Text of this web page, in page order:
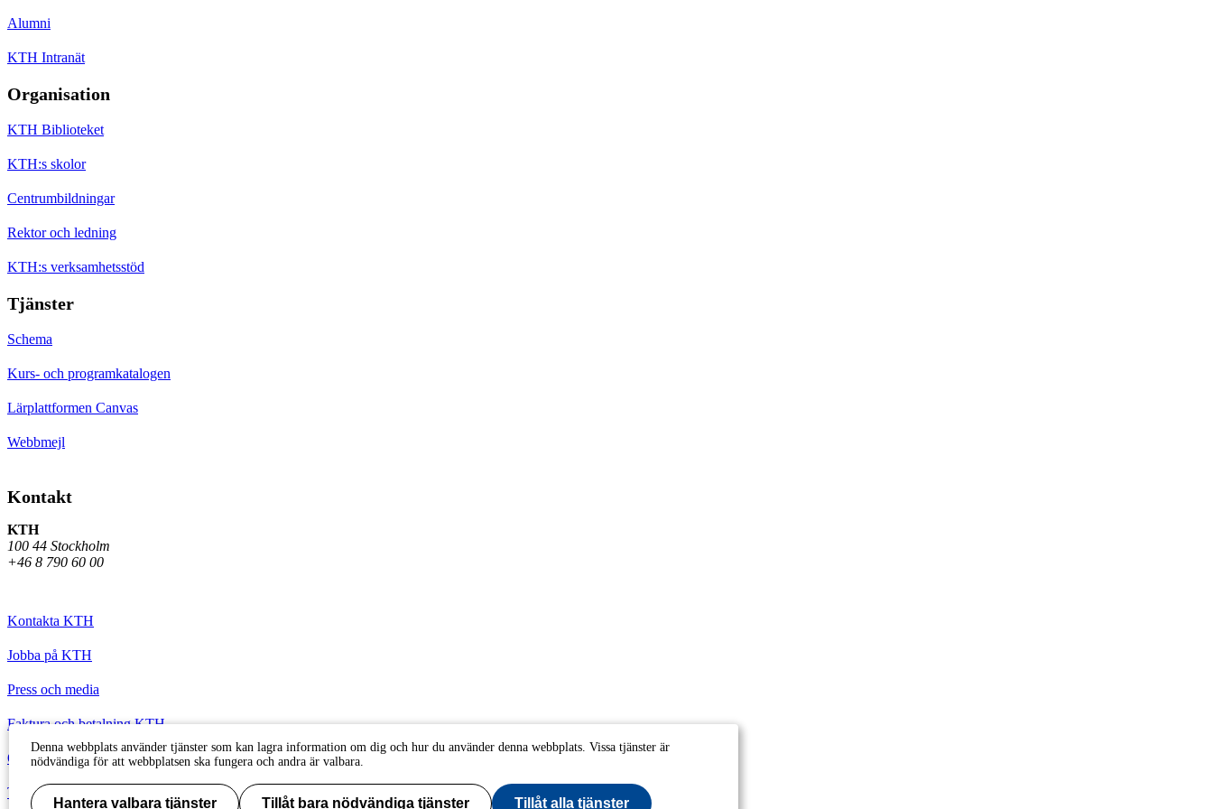
Alumni
KTH Intranät
Organisation
KTH Biblioteket
KTH:s skolor
Centrumbildningar
Rektor och ledning
KTH:s verksamhetsstöd
Tjänster
Schema
Kurs- och programkatalogen
Lärplattformen Canvas
Webbmejl
Kontakt
KTH
100 44 Stockholm
+46 8 790 60 00
Kontakta KTH
Jobba på KTH
Press och media
Faktura och betalning KTH
Om KTH:s webbplatser
Tillgänglighetsredogörelse
Denna webbplats använder tjänster som kan lagra information om dig och hur du använder denna webbplats. Vissa tjänster är
nödvändiga för att webbplatsen ska fungera och andra är valbara.
Hantera valbara tjänster Tillåt bara nödvändiga tjänster Tillåt alla tjänster